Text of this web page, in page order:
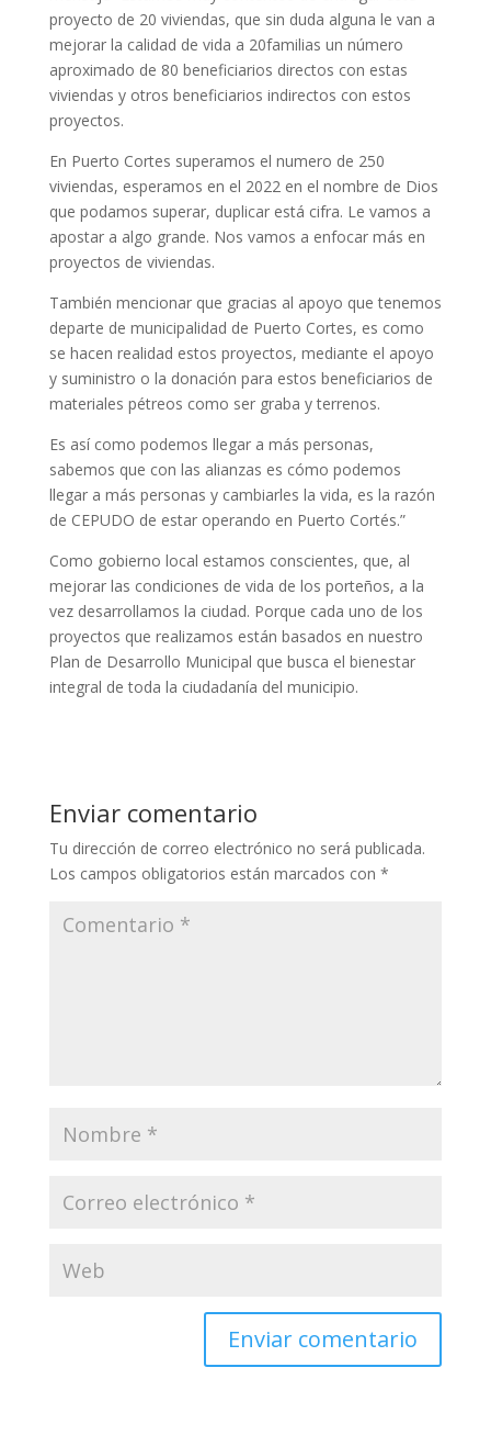
proyecto de 20 viviendas, que sin duda alguna le van a
mejorar la calidad de vida a 20familias un número
aproximado de 80 beneficiarios directos con estas
viviendas y otros beneficiarios indirectos con estos
proyectos.
En Puerto Cortes superamos el numero de 250
viviendas, esperamos en el 2022 en el nombre de Dios
que podamos superar, duplicar está cifra. Le vamos a
apostar a algo grande. Nos vamos a enfocar más en
proyectos de viviendas.
También mencionar que gracias al apoyo que tenemos
departe de municipalidad de Puerto Cortes, es como
se hacen realidad estos proyectos, mediante el apoyo
y suministro o la donación para estos beneficiarios de
materiales pétreos como ser graba y terrenos.
Es así como podemos llegar a más personas,
sabemos que con las alianzas es cómo podemos
llegar a más personas y cambiarles la vida, es la razón
de CEPUDO de estar operando en Puerto Cortés.”
Como gobierno local estamos conscientes, que, al
mejorar las condiciones de vida de los porteños, a la
vez desarrollamos la ciudad. Porque cada uno de los
proyectos que realizamos están basados en nuestro
Plan de Desarrollo Municipal que busca el bienestar
integral de toda la ciudadanía del municipio.
Enviar comentario
Tu dirección de correo electrónico no será publicada.
Los campos obligatorios están marcados con *